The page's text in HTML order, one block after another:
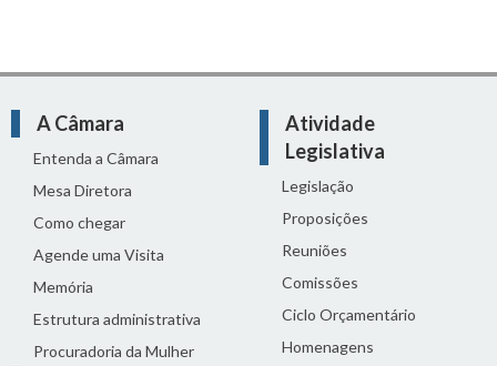
A Câmara
Entenda a Câmara
Mesa Diretora
Como chegar
Agende uma Visita
Memória
Estrutura administrativa
Procuradoria da Mulher
Atividade
Legislativa
Legislação
Proposições
Reuniões
Comissões
Ciclo Orçamentário
Homenagens